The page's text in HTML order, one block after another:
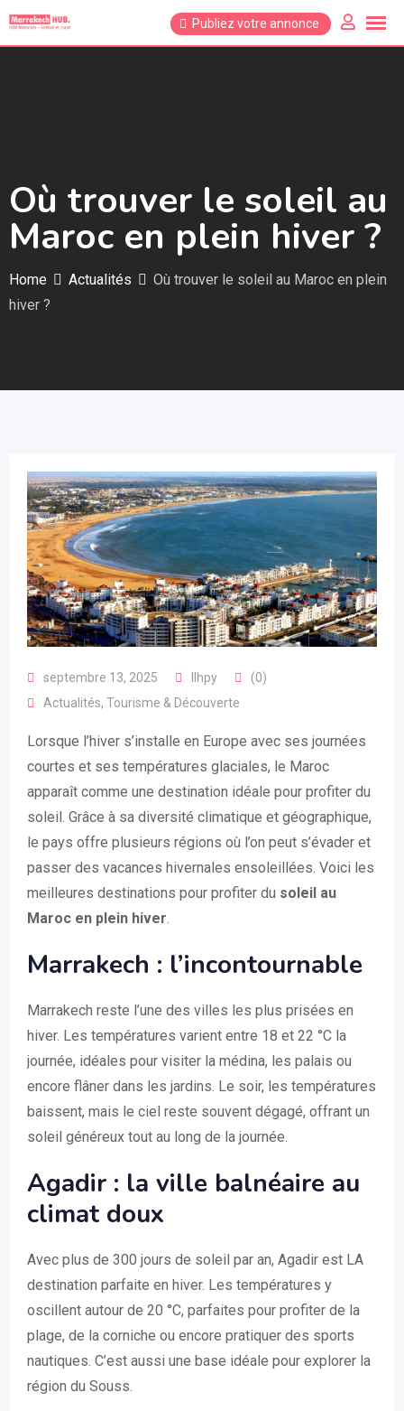
Skip
Publiez votre annonce
Où trouver le soleil au
Maroc en plein hiver ?
Home Actualités
Où trouver le soleil au Maroc en plein
hiver ?
septembre 13, 2025 llhpy
(0)
Actualités, Tourisme & Découverte
Lorsque l’hiver s’installe en Europe avec ses journées
courtes et ses températures glaciales, le Maroc
apparaît comme une destination idéale pour profiter du
soleil. Grâce à sa diversité climatique et géographique,
le pays offre plusieurs régions où l’on peut s’évader et
passer des vacances hivernales ensoleillées. Voici les
meilleures destinations pour profiter du soleil au
Maroc en plein hiver.
Marrakech : l’incontournable
Marrakech reste l’une des villes les plus prisées en
hiver. Les températures varient entre 18 et 22 °C la
journée, idéales pour visiter la médina, les palais ou
encore flâner dans les jardins. Le soir, les températures
baissent, mais le ciel reste souvent dégagé, offrant un
soleil généreux tout au long de la journée.
Agadir : la ville balnéaire au
climat doux
Avec plus de 300 jours de soleil par an, Agadir est LA
destination parfaite en hiver. Les températures y
oscillent autour de 20 °C, parfaites pour profiter de la
plage, de la corniche ou encore pratiquer des sports
nautiques. C’est aussi une base idéale pour explorer la
région du Souss.